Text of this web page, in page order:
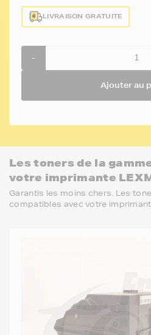
LIVRAISON GRATUITE
-
Ajouter au
Les toners de la
votre imprimante
Garantis les moins chers. Les
compatibles avec votre